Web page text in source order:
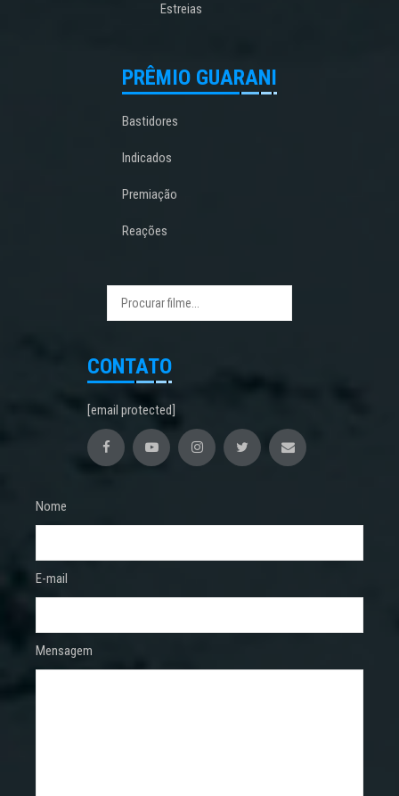
Estreias
PRÊMIO GUARANI
Bastidores
Indicados
Premiação
Reações
CONTATO
[email protected]
Nome
E-mail
Mensagem